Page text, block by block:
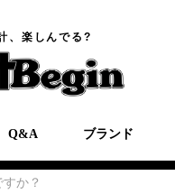
、楽しんでる?
Q&A ブランド
か？